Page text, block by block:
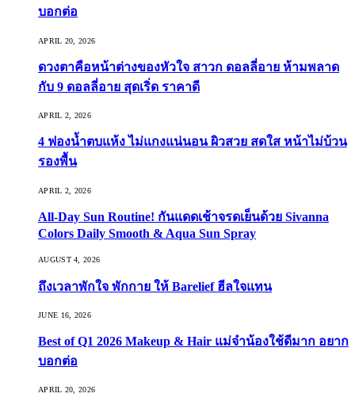
บอกต่อ
APRIL 20, 2026
ดวงตาคือหน้าต่างของหัวใจ สาวก ดอลลี่อาย ห้ามพลาด
กับ 9 ดอลลี่อาย สุดเริ่ด ราคาดี
APRIL 2, 2026
4 ฟองน้ำตบแห้ง ไม่แกงแน่นอน ผิวสวย สดใส หน้าไม่บ้วน
รองพื้น
APRIL 2, 2026
All-Day Sun Routine! กันแดดเช้าจรดเย็นด้วย Sivanna
Colors Daily Smooth & Aqua Sun Spray
AUGUST 4, 2026
ถึงเวลาพักใจ พักกาย ให้ Barelief ฮีลใจแทน
JUNE 16, 2026
Best of Q1 2026 Makeup & Hair แม่จ๋าน้องใช้ดีมาก อยาก
บอกต่อ
APRIL 20, 2026